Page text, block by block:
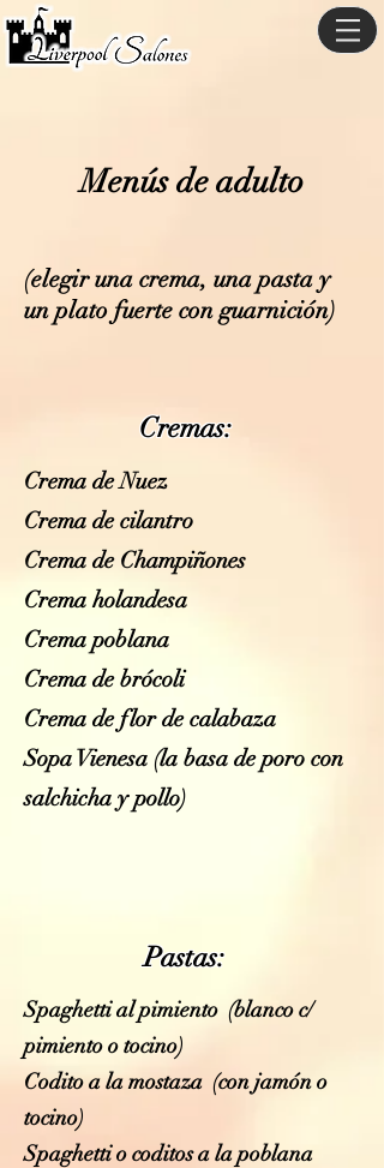
Menús de adulto
(elegir una crema, una pasta y
un plato fuerte con guarnición)
Cremas:
Crema de Nuez
Crema de cilantro
Crema de Champiñones
Crema holandesa
Crema poblana
Crema de brócoli
Crema de flor de calabaza
Sopa Vienesa (la basa de poro con
salchicha y pollo)
Pastas:
Spaghetti al pimiento (blanco c/
pimiento o tocino)
Codito a la mostaza (con jamón o
tocino)
Spaghetti o coditos a la poblana